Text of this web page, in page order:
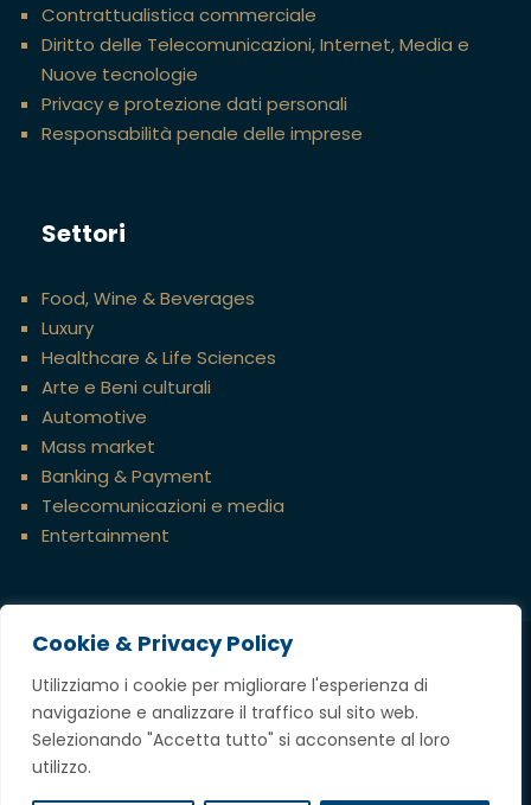
Cookie & Privacy Policy
Utilizziamo i cookie per migliorare l'esperienza di
navigazione e analizzare il traffico sul sito web.
Selezionando "Accetta tutto" si acconsente al loro
utilizzo.
Contrattualistica commerciale
Diritto delle Telecomunicazioni, Internet, Media e
Nuove tecnologie
Privacy e protezione dati personali
Responsabilità penale delle imprese
Settori
Food, Wine & Beverages
Luxury
Healthcare & Life Sciences
Arte e Beni culturali
Automotive
Mass market
Banking & Payment
Telecomunicazioni e media
Entertainment
Credits
Copyright @ 2023 Tavella Avvocati Associati,